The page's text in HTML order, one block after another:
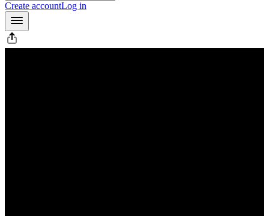
Create accountLog in